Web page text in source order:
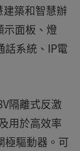
築和智慧辦
示面板、燈
話系統、IP電
隔離式反激
用於高效率
極驅動器。可